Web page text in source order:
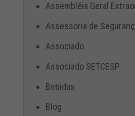
Assembléia Geral
Assessoria de
Associado
Associado SETCESP
Bebidas
Blog